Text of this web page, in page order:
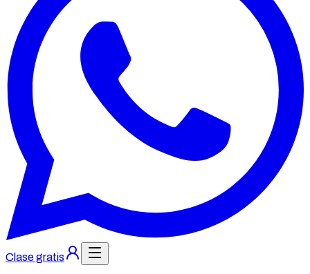
Clase gratis